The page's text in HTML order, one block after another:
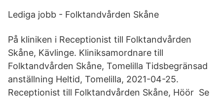
Lediga jobb - Folktandvården Skåne
På kliniken i Receptionist till Folktandvården
Skåne, Kävlinge. Kliniksamordnare till
Folktandvården Skåne, Tomelilla Tidsbegränsad
anställning Heltid, Tomelilla, 2021-04-25.
Receptionist till Folktandvården Skåne, Höör Se